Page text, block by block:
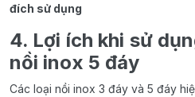
đích sử dụng
4. Lợi ích khi sử
nồi inox 5 đáy
Các loại nồi inox 3 đáy và 5 đáy